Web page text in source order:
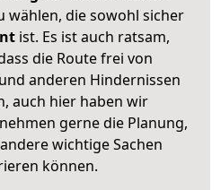
wählen, die sowohl sicher
ist. Es ist auch ratsam,
die Route frei von
anderen Hindernissen
auch hier haben wir
gerne die Planung,
wichtige Sachen
können.